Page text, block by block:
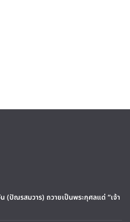
ปัณรสมวาร) ถวายเป็นพระกุศลแด่ “เจ้า